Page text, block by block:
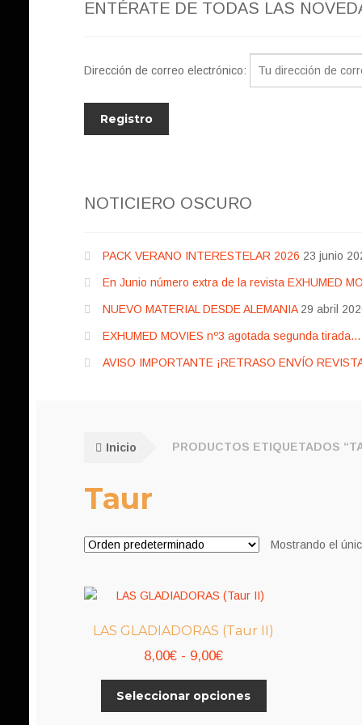
ENTÉRATE DE TODAS LAS
Dirección de correo electrónico:
NOTICIERO OSCURO
PACK VERANO INTERESTELAR 2026 23 junio
En Junio número extra de la revista EXHUMED
NUEVO MATERIAL DESDE ALEMANIA 29 abril
EXHUMED MOVIES nº3 agotada segunda
AVISO IMPORTANTE ¡RETRASO ENVÍO
Inicio PRODUCTOS ETIQUETADOS
Taur
Mostrando el
LAS GLADIADORAS (Taur II)
8,00€ - 9,00€Rango
de
precios:
Seleccionar opciones